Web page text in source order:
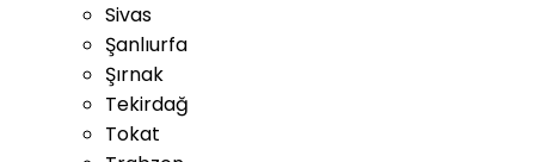
Sivas
Şanlıurfa
Şırnak
Tekirdağ
Tokat